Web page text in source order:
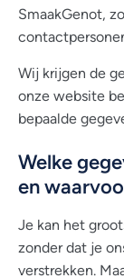
SmaakGenot,
Wij krijgen de
onze website
bepaalde
Welke
en
Je kan het
zonder dat je
verstrekken.